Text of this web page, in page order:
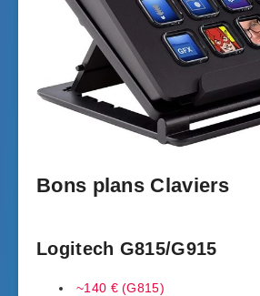
Bons plans Claviers
Logitech G815/G915
~140 € (G815)